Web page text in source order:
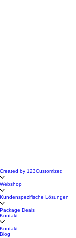
Created by 123Customized
Webshop
Kundenspezifische Lösungen
Package Deals
Kontakt
Kontakt
Blog